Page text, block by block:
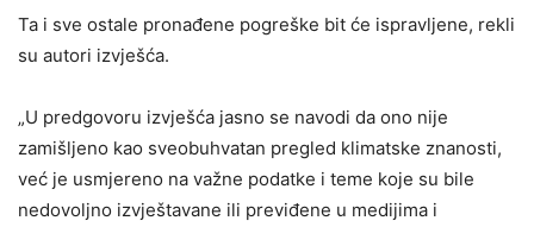
Ta i sve ostale pronađene pogreške bit će ispravljene, rekli
su autori izvješća.
„U predgovoru izvješća jasno se navodi da ono nije
zamišljeno kao sveobuhvatan pregled klimatske znanosti,
već je usmjereno na važne podatke i teme koje su bile
nedovoljno izvještavane ili previđene u medijima i